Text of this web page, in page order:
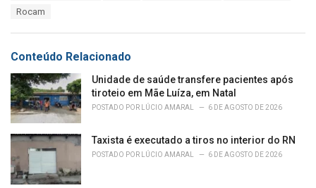
e
:
Rocam
Conteúdo Relacionado
Unidade de saúde transfere pacientes após
tiroteio em Mãe Luíza, em Natal
POSTADO POR LÚCIO AMARAL 6 DE AGOSTO DE 2026
Taxista é executado a tiros no interior do RN
POSTADO POR LÚCIO AMARAL 6 DE AGOSTO DE 2026